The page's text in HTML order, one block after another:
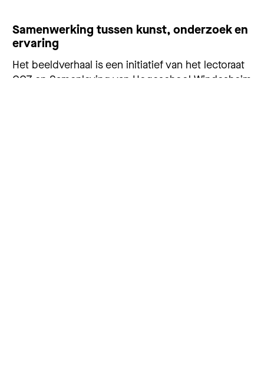
Samenwerking tussen kunst, onderzoek en
ervaring
Het beeldverhaal is een initiatief van het lectoraat
GGZ en Samenleving van Hogeschool Windesheim